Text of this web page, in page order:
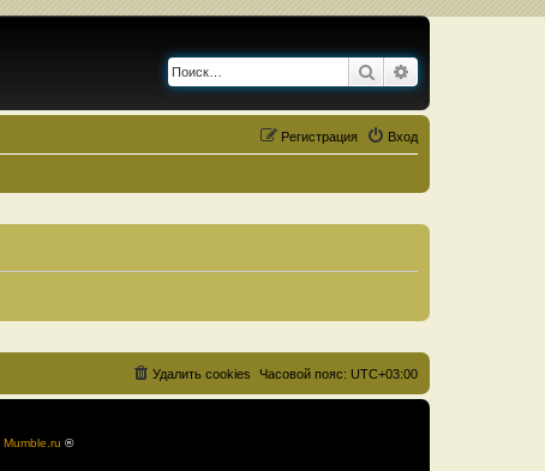
Поиск
Вход
Регистрация
Часовой пояс: UTC+03:00
Удалить cookies
Mumble.ru ®